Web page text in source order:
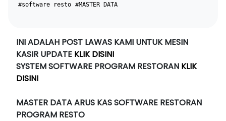
#software resto #MASTER DATA
INI ADALAH POST LAWAS KAMI UNTUK MESIN
KASIR UPDATE KLIK DISINI
SYSTEM SOFTWARE PROGRAM RESTORAN KLIK
DISINI
MASTER DATA ARUS KAS SOFTWARE RESTORAN
PROGRAM RESTO